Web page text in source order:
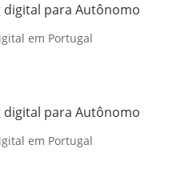
digital para Autônomo
em Portugal
digital para Autônomo
em Portugal